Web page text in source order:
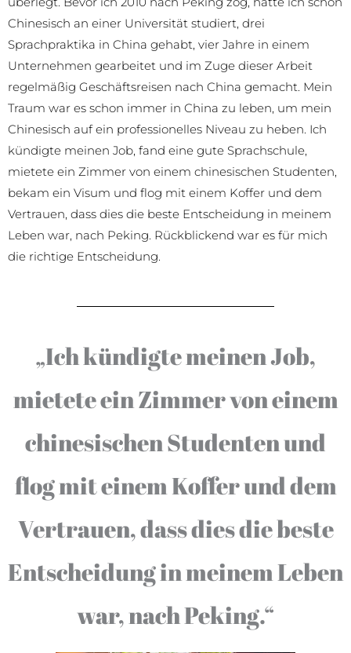
überlegt. Bevor ich 2010 nach Peking zog, hatte ich schon
Chinesisch an einer Universität studiert, drei
Sprachpraktika in China gehabt, vier Jahre in einem
Unternehmen gearbeitet und im Zuge dieser Arbeit
regelmäßig Geschäftsreisen nach China gemacht. Mein
Traum war es schon immer in China zu leben, um mein
Chinesisch auf ein professionelles Niveau zu heben. Ich
kündigte meinen Job, fand eine gute Sprachschule,
mietete ein Zimmer von einem chinesischen Studenten,
bekam ein Visum und flog mit einem Koffer und dem
Vertrauen, dass dies die beste Entscheidung in meinem
Leben war, nach Peking. Rückblickend war es für mich
die richtige Entscheidung.
„Ich kündigte meinen Job,
mietete ein Zimmer von einem
chinesischen Studenten und
flog mit einem Koffer und dem
Vertrauen, dass dies die beste
Entscheidung in meinem Leben
war, nach Peking.“